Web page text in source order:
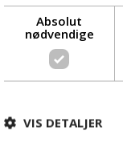
Absolut
nødvendige
VIS DETALJER